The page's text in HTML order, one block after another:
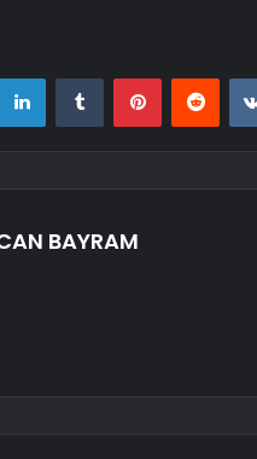
LinkedInTumblr Pinterest
BAYRAM